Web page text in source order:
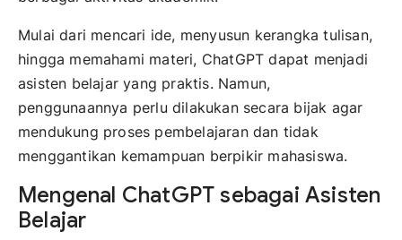
Mulai dari mencari ide, menyusun kerangka tulisan,
hingga memahami materi, ChatGPT dapat menjadi
asisten belajar yang praktis. Namun,
penggunaannya perlu dilakukan secara bijak agar
mendukung proses pembelajaran dan tidak
menggantikan kemampuan berpikir mahasiswa.
Mengenal ChatGPT sebagai Asisten
Belajar